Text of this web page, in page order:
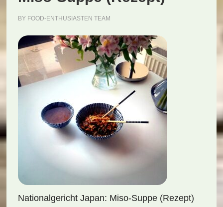
BY FOOD-ENTHUSIASTEN TEAM
Nationalgericht Japan: Miso-Suppe (Rezept)